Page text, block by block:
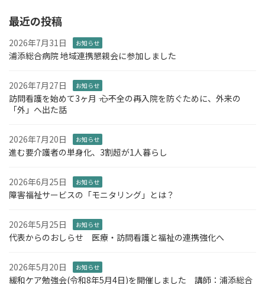
最近の投稿
2026年7月31日 お知らせ
浦添総合病院 地域連携懇親会に参加しました
2026年7月27日 お知らせ
訪問看護を始めて3ヶ月 ―― 心不全の再入院を防ぐために、外来の
「外」へ出た話
2026年7月20日 お知らせ
進む要介護者の単身化、3割超が1人暮らし
2026年6月25日 お知らせ
障害福祉サービスの「モニタリング」とは？
2026年5月25日 お知らせ
代表からのおしらせ 医療・訪問看護と福祉の連携強化へ
2026年5月20日 お知らせ
緩和ケア勉強会(令和8年5月4日)を開催しました 講師：浦添総合